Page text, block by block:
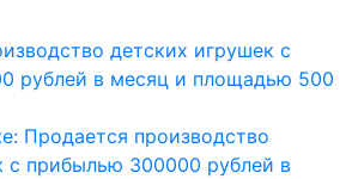
Продается производство
с прибылью 300000 рублей в